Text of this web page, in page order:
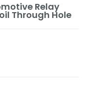
Relay
Through Hole